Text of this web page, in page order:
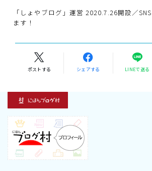
「しょやブログ」運営 2020.7.26開設／
ます！
ポストする シェアする LINEで送る